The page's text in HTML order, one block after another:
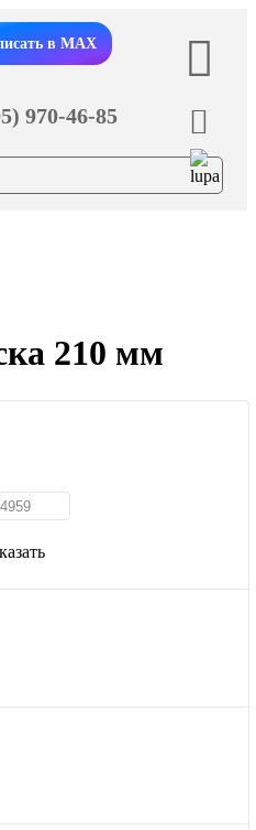
в MAX
970-46-85
210 мм